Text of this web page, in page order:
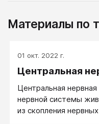
Материалы по
01 окт. 2022 г.
Центральная
Центральная
нервной системы
из скопления